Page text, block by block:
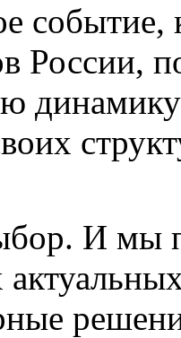
событие,
России,
динамику
И мы